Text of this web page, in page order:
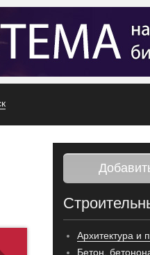
Архитектура и
Бетон,